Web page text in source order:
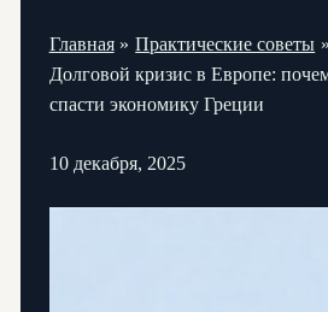
Главная
Практические советы
Долговой кризис в Европе:
спасти экономику Греции
10 декабря, 2025